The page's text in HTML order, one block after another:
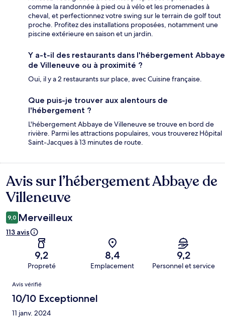
comme la randonnée à pied ou à vélo et les promenades à
cheval, et perfectionnez votre swing sur le terrain de golf tout
proche. Profitez des installations proposées, notamment une
piscine extérieure en saison et un jardin.
Y a-t-il des restaurants dans l'hébergement Abbaye
de Villeneuve ou à proximité ?
Oui, il y a 2 restaurants sur place, avec Cuisine française.
Que puis-je trouver aux alentours de
l'hébergement ?
L'hébergement Abbaye de Villeneuve se trouve en bord de
rivière. Parmi les attractions populaires, vous trouverez Hôpital
Saint-Jacques à 13 minutes de route.
Avis
Avis sur l’hébergement Abbaye de
Villeneuve
9,0 Merveilleux
113 avis
9,2
Propreté
8,4
Emplacement
9,2
Personnel et service
Avis
Avis vérifié
10/10 Exceptionnel
11 janv. 2024